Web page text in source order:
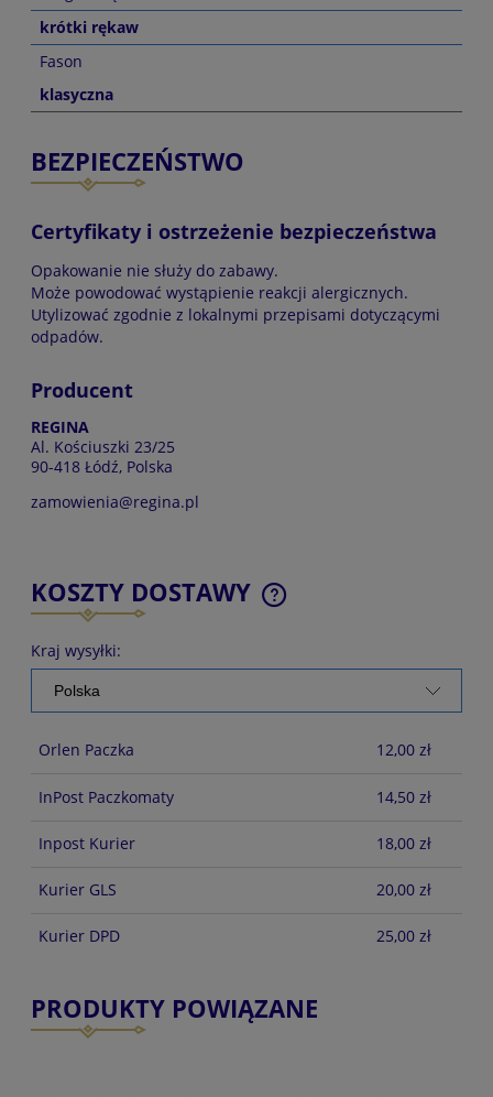
krótki rękaw
Fason
klasyczna
BEZPIECZEŃSTWO
Certyfikaty i ostrzeżenie bezpieczeństwa
Opakowanie nie służy do zabawy.
Może powodować wystąpienie reakcji alergicznych.
Utylizować zgodnie z lokalnymi przepisami dotyczącymi
odpadów.
Producent
REGINA
Al. Kościuszki 23/25
90-418 Łódź, Polska
zamowienia@regina.pl
KOSZTY DOSTAWY
CENA NIE ZAWIERA EWENTUALNYCH KOSZTÓW
PŁATNOŚCI
Kraj wysyłki:
Orlen Paczka 12,00 zł
InPost Paczkomaty 14,50 zł
Inpost Kurier 18,00 zł
Kurier GLS 20,00 zł
Kurier DPD 25,00 zł
PRODUKTY POWIĄZANE